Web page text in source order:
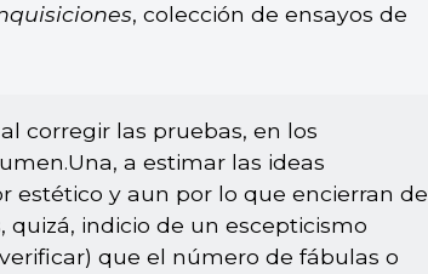
, colección de ensayos de
corregir las pruebas, en los
a estimar las ideas
estético y aun por lo que encierran de
quizá, indicio de un escepticismo
que el número de fábulas o